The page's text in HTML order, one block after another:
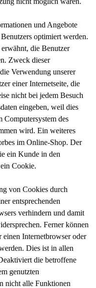
und Angebote
optimiert werden.
die Benutzer
Zweck dieser
Verwendung unserer
einer Internetseite, die
nicht bei jedem Besuch
eingeben, weil dies
Computersystem des
wird. Ein weiteres
im Online-Shop. Der
ein Kunde in den
Cookie.
von Cookies durch
entsprechenden
verhindern und damit
Ferner können
einen Internetbrowser oder
Dies ist in allen
die betroffene
genutzten
nicht alle Funktionen